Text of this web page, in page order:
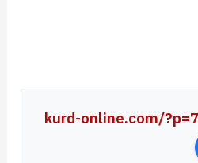
kurd-online.com/